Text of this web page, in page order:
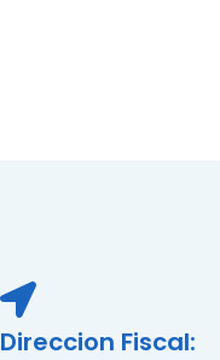
Direccion Fiscal: